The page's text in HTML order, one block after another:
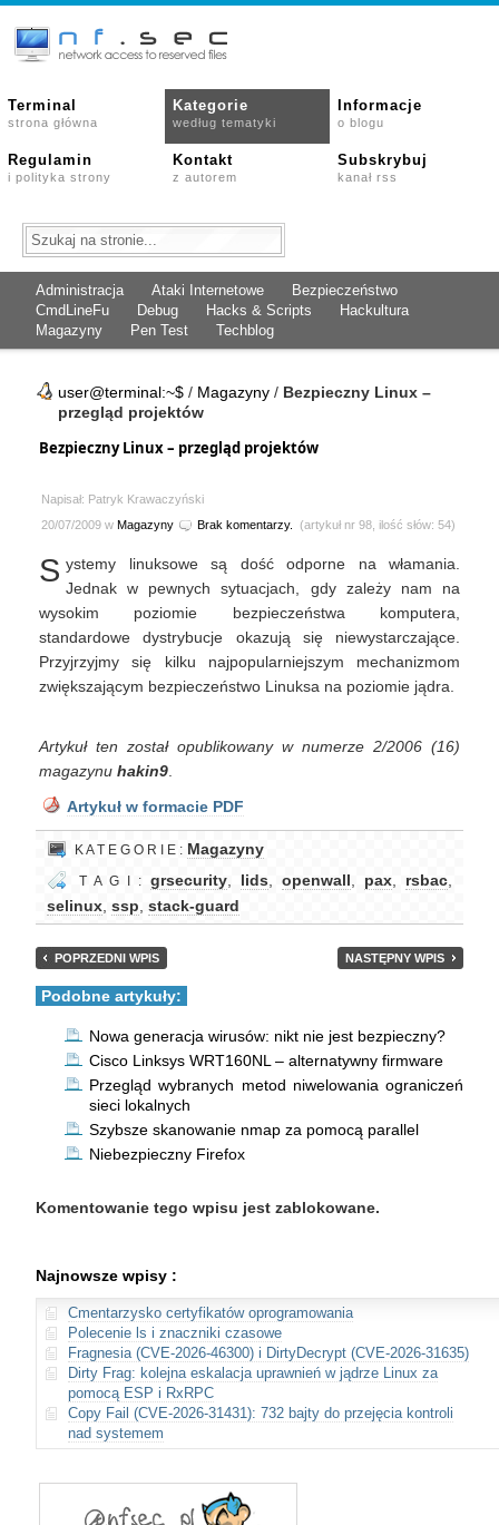
Terminal
strona główna
Kategorie
według tematyki
Informacje
o blogu
Regulamin
i polityka strony
Kontakt
z autorem
Subskrybuj
kanał rss
Administracja Ataki Internetowe
Bezpieczeństwo
CmdLineFu
Debug Hacks & Scripts
Hackultura
Magazyny
Pen Test Techblog
user@terminal:~$ / Magazyny / Bezpieczny Linux –
przegląd projektów
Bezpieczny Linux – przegląd projektów
Napisał: Patryk Krawaczyński
20/07/2009 w Magazyny Brak komentarzy. (artykuł nr 98, ilość słów: 54)
S ystemy linuksowe są dość odporne na włamania.
Jednak w pewnych sytuacjach, gdy zależy nam na
wysokim poziomie bezpieczeństwa komputera,
standardowe dystrybucje okazują się niewystarczające.
Przyjrzyjmy się kilku najpopularniejszym mechanizmom
zwiększającym bezpieczeństwo Linuksa na poziomie jądra.
Artykuł ten został opublikowany w numerze 2/2006 (16)
magazynu hakin9
Artykuł w formacie PDF
K A T E G O R I E : Magazyny
T A G I : grsecurity lids openwall pax rsbac
selinux ssp stack-guard
POPRZEDNI WPIS NASTĘPNY WPIS
Podobne artykuły:
Nowa generacja wirusów: nikt nie jest bezpieczny?
Cisco Linksys WRT160NL – alternatywny firmware
Przegląd wybranych metod niwelowania ograniczeń
sieci lokalnych
Szybsze skanowanie nmap za pomocą parallel
Niebezpieczny Firefox
Komentowanie tego wpisu jest zablokowane.
Najnowsze wpisy :
Cmentarzysko certyfikatów oprogramowania
Polecenie ls i znaczniki czasowe
Fragnesia (CVE-2026-46300) i DirtyDecrypt (CVE-2026-31635)
Dirty Frag: kolejna eskalacja uprawnień w jądrze Linux za
pomocą ESP i RxRPC
Copy Fail (CVE-2026-31431): 732 bajty do przejęcia kontroli
nad systemem